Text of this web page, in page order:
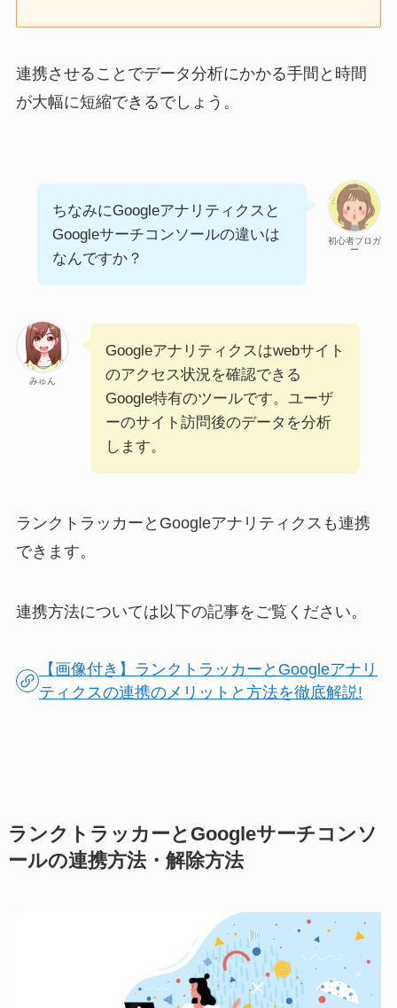
連携させることでデータ分析にかかる手間と時間
が大幅に短縮できるでしょう。
初心者ブロガ
ー
ちなみにGoogleアナリティクスと
Googleサーチコンソールの違いは
なんですか？
みゅん
Googleアナリティクスはwebサイト
のアクセス状況を確認できる
Google特有のツールです。ユーザ
ーのサイト訪問後のデータを分析
します。
ランクトラッカーとGoogleアナリティクスも連携
できます。
連携方法については以下の記事をご覧ください。
【画像付き】ランクトラッカーとGoogleアナリ
ティクスの連携のメリットと方法を徹底解説!
ランクトラッカーとGoogleサーチコンソ
ールの連携方法・解除方法